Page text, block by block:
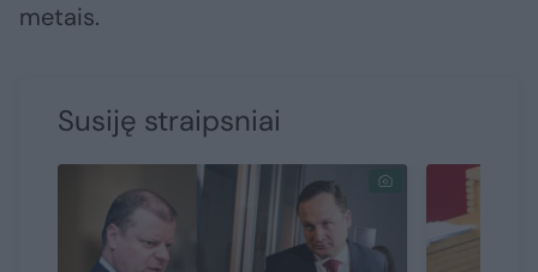
metais.
Susiję straipsniai